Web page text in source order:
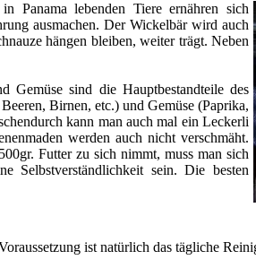
Panama lebenden Tiere ernähren sich
ausmachen. Der Wickelbär wird auch
hängen bleiben, weiter trägt. Neben
Gemüse sind die Hauptbestandteile des
Birnen, etc.) und Gemüse (Paprika,
kann man auch mal ein Leckerli
werden auch nicht verschmäht.
Futter zu sich nimmt, muss man sich
Selbstverständlichkeit sein. Die besten
ist natürlich das tägliche